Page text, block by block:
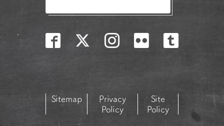
Sitemap
Privacy
Policy
Site
Policy